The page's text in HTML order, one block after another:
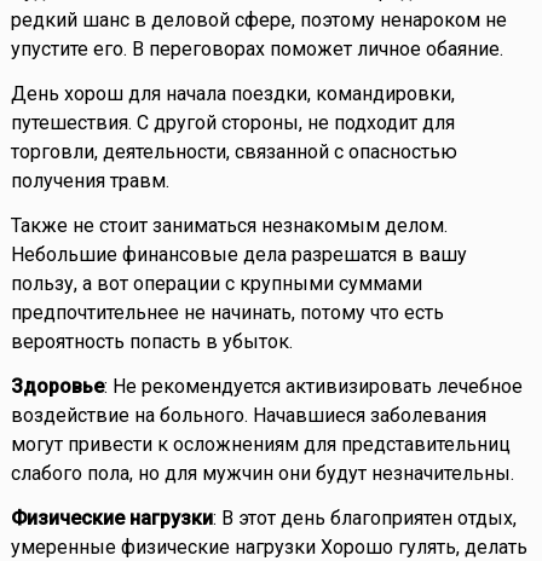
редкий шанс в деловой сфере, поэтому ненароком не
упустите его. В переговорах поможет личное обаяние.
День хорош для начала поездки, командировки,
путешествия. С другой стороны, не подходит для
торговли, деятельности, связанной с опасностью
получения травм.
Также не стоит заниматься незнакомым делом.
Небольшие финансовые дела разрешатся в вашу
пользу, а вот операции с крупными суммами
предпочтительнее не начинать, потому что есть
вероятность попасть в убыток.
Здоровье: Не рекомендуется активизировать лечебное
воздействие на больного. Начавшиеся заболевания
могут привести к осложнениям для представительниц
слабого пола, но для мужчин они будут незначительны.
Физические нагрузки: В этот день благоприятен отдых,
умеренные физические нагрузки Хорошо гулять, делать